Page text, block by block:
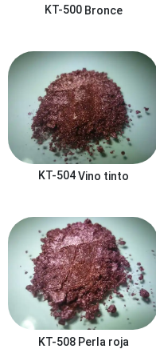
KT-500 Bronce
KT-504Vino tinto
KT-508 Perla roja